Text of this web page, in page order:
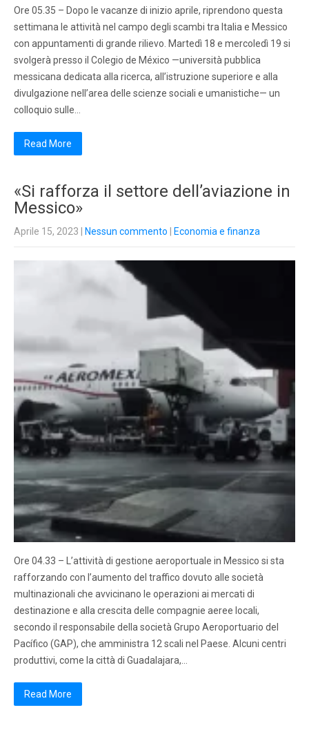
Ore 05.35 – Dopo le vacanze di inizio aprile, riprendono questa
settimana le attività nel campo degli scambi tra Italia e Messico
con appuntamenti di grande rilievo. Martedì 18 e mercoledì 19 si
svolgerà presso il Colegio de México —università pubblica
messicana dedicata alla ricerca, all’istruzione superiore e alla
divulgazione nell’area delle scienze sociali e umanistiche— un
colloquio sulle…
Read More
«Si rafforza il settore dell’aviazione in
Messico»
Aprile 15, 2023 Nessun commento Economia e finanza
Ore 04.33 – L’attività di gestione aeroportuale in Messico si sta
rafforzando con l’aumento del traffico dovuto alle società
multinazionali che avvicinano le operazioni ai mercati di
destinazione e alla crescita delle compagnie aeree locali,
secondo il responsabile della società Grupo Aeroportuario del
Pacífico (GAP), che amministra 12 scali nel Paese. Alcuni centri
produttivi, come la città di Guadalajara,…
Read More